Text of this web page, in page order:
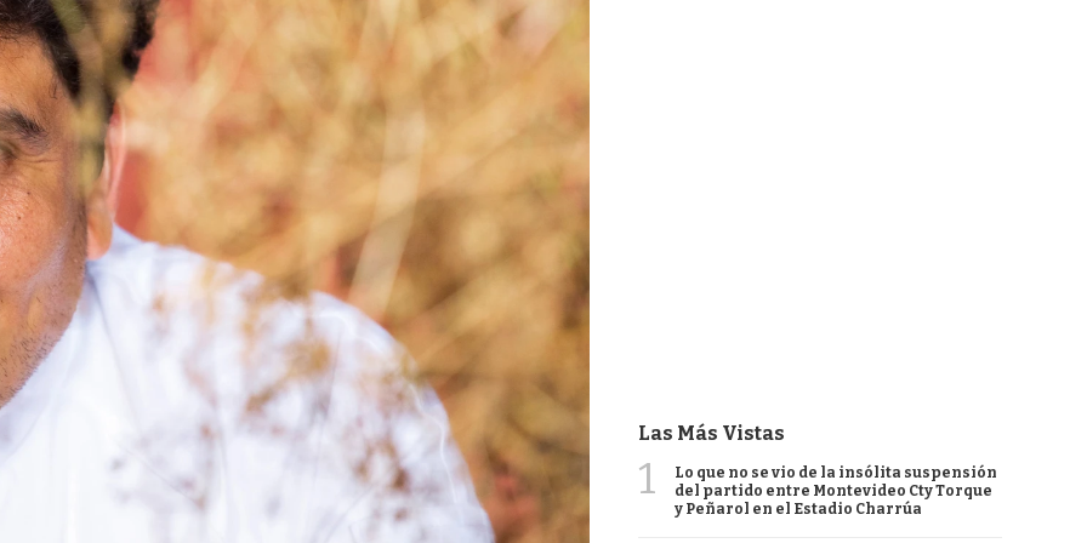
Las Más Vistas
1
Lo que no se vio de la insólita suspensión
del partido entre Montevideo Cty Torque
y Peñarol en el Estadio Charrúa